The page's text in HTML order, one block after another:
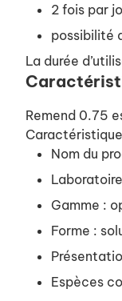
2 fois par
possibilité
La durée
Remend 0.75
Nom du
Gamme :
Forme :
Espèces